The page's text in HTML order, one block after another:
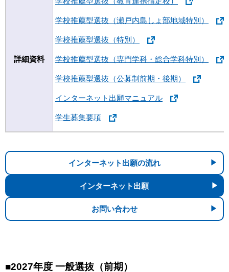
詳細資料
学校推薦型選抜（瀬戸内島しょ部地域特別）
学校推薦型選抜（特別）
学校推薦型選抜（専門学科・総合学科特別）
学校推薦型選抜（公募制前期・後期）
インターネット出願マニュアル
学生募集要項
インターネット出願の流れ
インターネット出願
お問い合わせ
■2027年度 一般選抜（前期）